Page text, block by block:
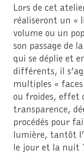
Lors de cet
réaliseront un «
volume ou un
son passage de
qui se déplie et
différents, il
multiples «
ou froides, effet
transparence,
procédés pour
lumière, tantôt
le jour et la nuit